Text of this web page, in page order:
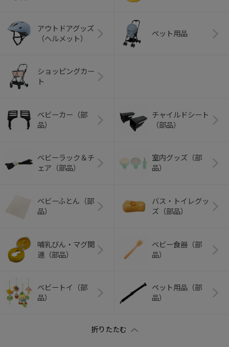
アウトドアグッズ
（ヘルメット）
ペット用品
ショッピングカー
ト
ベビーカー（部
品）
チャイルドシート
（部品）
ベビーラック＆チ
ェア（部品）
室内グッズ（部
品）
ベビーふとん（部
品）
バス・トイレグッ
ズ（部品）
哺乳びん・マグ関
連（部品）
ベビー食器（部
品）
ベビートイ（部
品）
ペット用品（部
品）